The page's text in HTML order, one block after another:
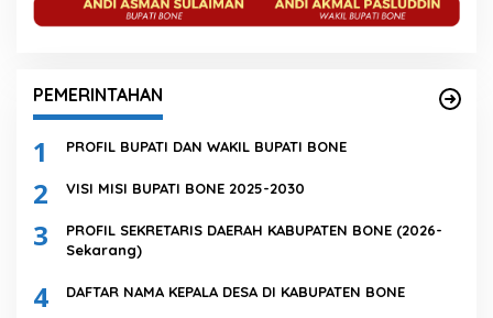
PEMERINTAHAN
1 PROFIL BUPATI DAN WAKIL BUPATI BONE
2 VISI MISI BUPATI BONE 2025-2030
3
PROFIL SEKRETARIS DAERAH KABUPATEN BONE (2026-
Sekarang)
4 DAFTAR NAMA KEPALA DESA DI KABUPATEN BONE